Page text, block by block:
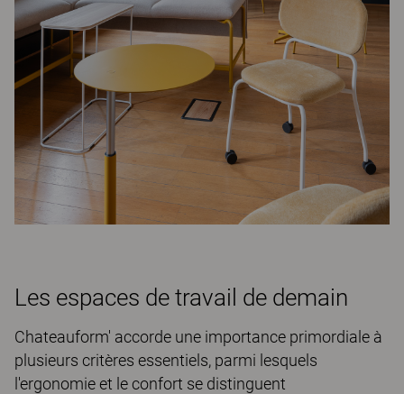
Les espaces de travail de demain
Chateauform' accorde une importance primordiale à
plusieurs critères essentiels, parmi lesquels
l'ergonomie et le confort se distinguent